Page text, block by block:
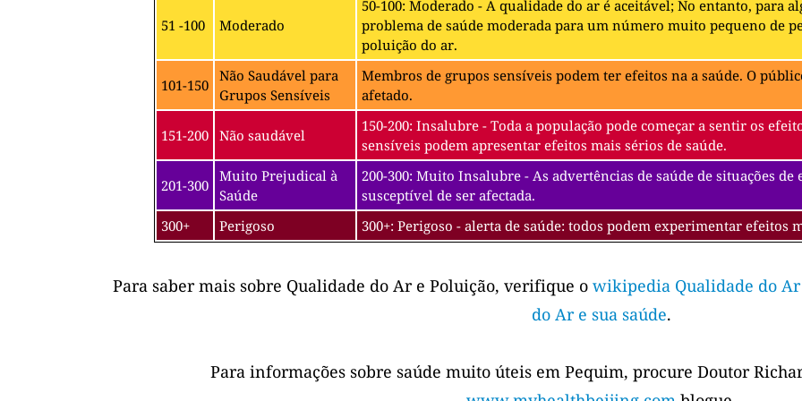
51 -100 Moderado
50-100: Moderado - A qualidade do ar é aceitável; No entanto, para
problema de saúde moderada para um número muito pequeno de
poluição do ar.
101-150
Não Saudável para
Grupos Sensíveis
Membros de grupos sensíveis podem ter efeitos na a saúde. O
afetado.
151-200 Não saudável
150-200: Insalubre - Toda a população pode começar a sentir os
sensíveis podem apresentar efeitos mais sérios de saúde.
201-300
Muito Prejudical à
Saúde
200-300: Muito Insalubre - As advertências de saúde de situações de
susceptível de ser afectada.
300+
Perigoso 300+: Perigoso - alerta de saúde: todos podem experimentar efeitos
Para saber mais sobre Qualidade do Ar e Poluição, verifique o wikipedia Qualidade do
do Ar e sua saúde.
Para informações sobre saúde muito úteis em Pequim, procure Doutor